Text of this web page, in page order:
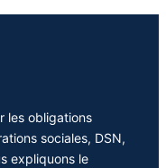
les obligations
sociales, DSN,
expliquons le